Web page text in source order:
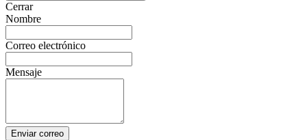
Cerrar
Nombre
Correo electrónico
Mensaje
Enviar correo